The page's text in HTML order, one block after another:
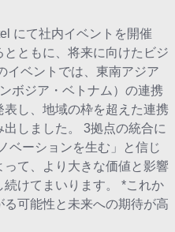
にて社内イベントを開催
ともに、将来に向けたビジ
イベントでは、東南アジア
ボジア・ベトナム）の連携
し、地域の枠を超えた連携
しました。 3拠点の統合に
ベーションを生む」と信じ
て、より大きな価値と影響
けてまいります。 *これか
可能性と未来への期待が高